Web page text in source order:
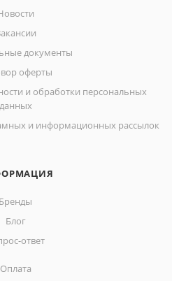
документы
оферты
и обработки персональных
данных
и информационных рассылок
Бренды
Блог
ответ
Оплата